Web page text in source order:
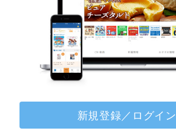
新規登録／ログイン